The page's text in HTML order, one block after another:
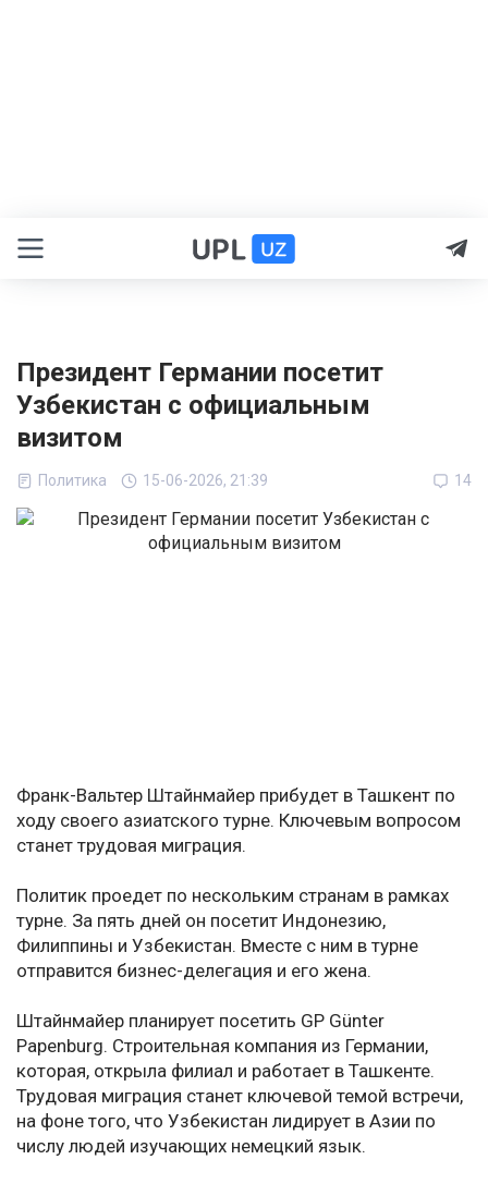
Президент Германии посетит
Узбекистан с официальным
визитом
Политика 15-06-2026, 21:39 14
Франк-Вальтер Штайнмайер прибудет в Ташкент по
ходу своего азиатского турне. Ключевым вопросом
станет трудовая миграция.
Политик проедет по нескольким странам в рамках
турне. За пять дней он посетит Индонезию,
Филиппины и Узбекистан. Вместе с ним в турне
отправится бизнес-делегация и его жена.
Штайнмайер планирует посетить GP Günter
Papenburg. Строительная компания из Германии,
которая, открыла филиал и работает в Ташкенте.
Трудовая миграция станет ключевой темой встречи,
на фоне того, что Узбекистан лидирует в Азии по
числу людей изучающих немецкий язык.